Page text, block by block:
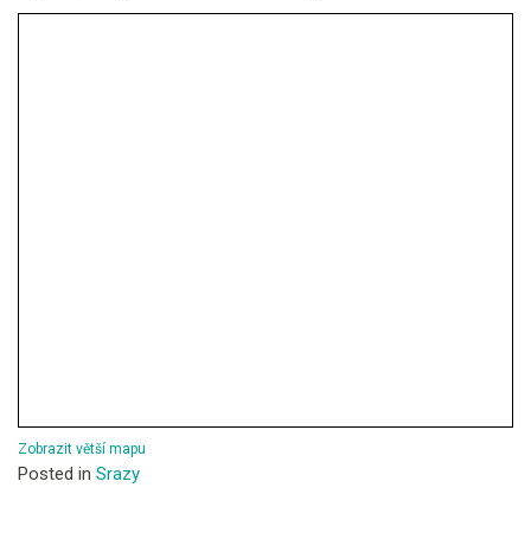
Zobrazit větší mapu
Posted in Srazy